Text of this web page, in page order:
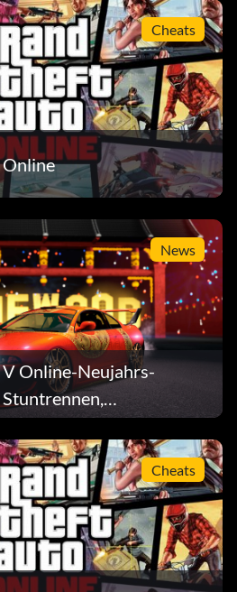
Cheats
News
Online-Neujahrs-
mehr
Cheats